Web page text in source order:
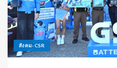
สังคม-CSR